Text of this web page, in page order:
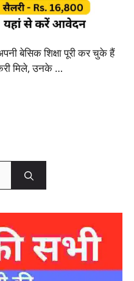
बेसिक शिक्षा पूरी कर चुके हैं
मिले, उनके …